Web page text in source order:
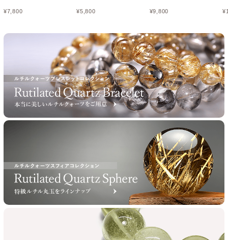
¥7,800 ¥5,800 ¥9,800 ¥